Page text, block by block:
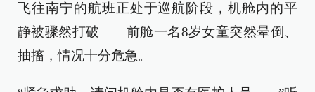
飞往南宁的航班正处于巡航阶段，机舱内的平
静被骤然打破——前舱一名8岁女童突然晕倒、
抽搐，情况十分危急。